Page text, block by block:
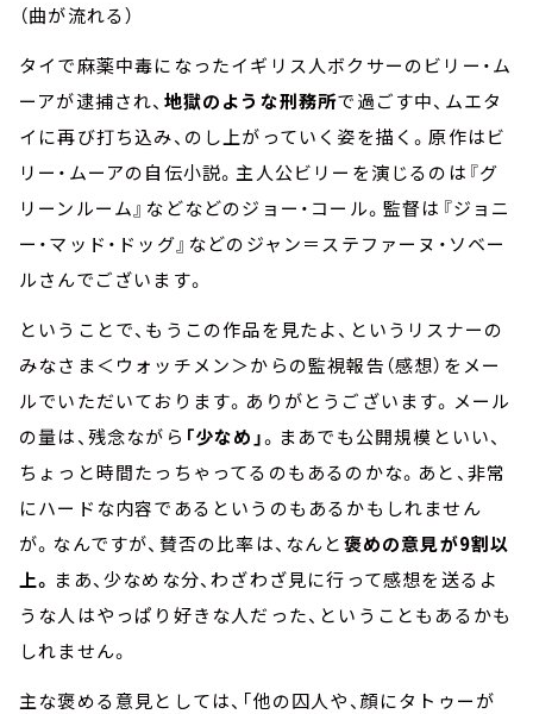
（曲が流れる）
タイで麻薬中毒になったイギリス人ボクサーのビリー・ム
ーアが逮捕され、 地獄のような刑務所で過ごす中、ムエタ
イに再び打ち込み、のし上がっていく姿を描く。原作はビ
リー・ムーアの自伝小説。主人公ビリーを演じるのは『グ
リーンルーム』などなどのジョー・コール。監督は『ジョニ
ー・マッド・ドッグ』などのジャン＝ステファーヌ・ソベー
ルさんでございます。
ということで、もうこの作品を見たよ、というリスナーの
みなさま＜ウォッチメン＞からの監視報告（感想）をメー
ルでいただいております。ありがとうございます。メール
の量は、残念ながら 「少なめ」。まあでも公開規模といい、
ちょっと時間たっちゃってるのもあるのかな。あと、非常
にハードな内容であるというのもあるかもしれません
が。なんですが、賛否の比率は、なんと褒めの意見が9割以
上。 まあ、少なめな分、わざわざ見に行って感想を送るよ
うな人はやっぱり好きな人だった、ということもあるかも
しれません。
主な褒める意見としては、「他の囚人や、顔にタトゥーが